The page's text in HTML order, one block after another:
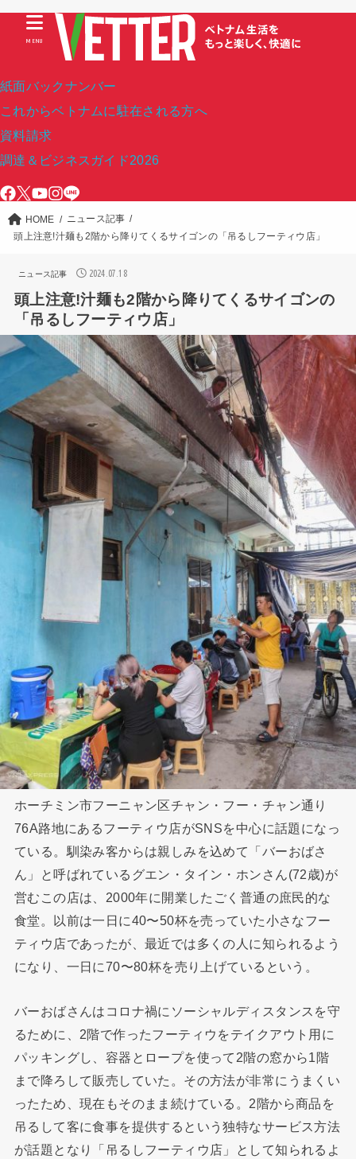
紙面バックナンバー
これからベトナムに駐在される方へ
資料請求
調達＆ビジネスガイド2026
MENU
HOME
ニュース記事
頭上注意!汁麺も2階から降りてくるサイゴンの「吊るしフーティウ店」
ニュース記事 2024.07.18
頭上注意!汁麺も2階から降りてくるサイゴンの
「吊るしフーティウ店」
ホーチミン市フーニャン区チャン・フー・チャン通り
76A路地にあるフーティウ店がSNSを中心に話題になっ
ている。馴染み客からは親しみを込めて「バーおばさ
ん」と呼ばれているグエン・タイン・ホンさん(72歳)が
営むこの店は、2000年に開業したごく普通の庶民的な
食堂。以前は一日に40〜50杯を売っていた小さなフー
ティウ店であったが、最近では多くの人に知られるよう
になり、一日に70〜80杯を売り上げているという。
バーおばさんはコロナ禍にソーシャルディスタンスを守
るために、2階で作ったフーティウをテイクアウト用に
パッキングし、容器とロープを使って2階の窓から1階
まで降ろして販売していた。その方法が非常にうまくい
ったため、現在もそのまま続けている。2階から商品を
吊るして客に食事を提供するという独特なサービス方法
が話題となり「吊るしフーティウ店」として知られるよ